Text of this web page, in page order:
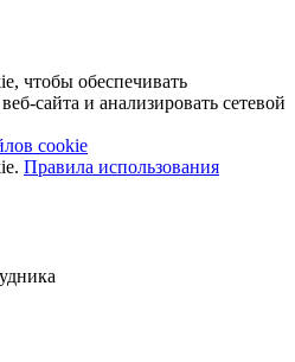
чтобы обеспечивать
сайта и анализировать сетевой
cookie
Правила использования